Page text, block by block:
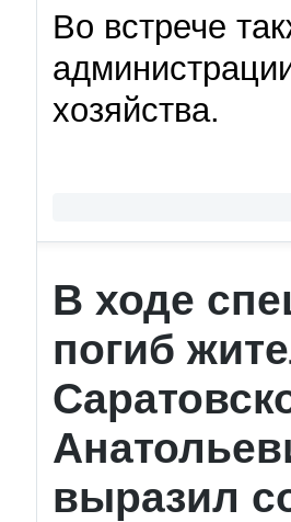
Во встрече
хозяйства.
В ходе
погиб
выразил